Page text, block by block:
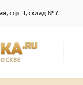
стр. 3, склад №7